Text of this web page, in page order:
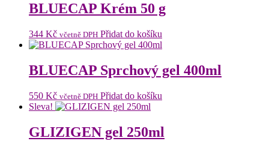
BLUECAP Krém 50 g
344 Kč včetně DPH Přidat do košíku
BLUECAP Sprchový gel 400ml
550 Kč včetně DPH Přidat do košíku
Sleva!
GLIZIGEN gel 250ml